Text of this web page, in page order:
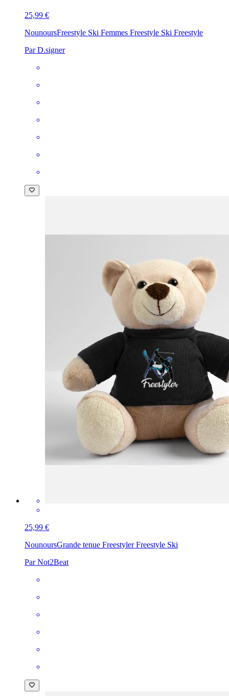
25,99 €
NounoursFreestyle Ski Femmes Freestyle Ski Freestyle
Par D.signer
25,99 €
NounoursGrande tenue Freestyler Freestyle Ski
Par Not2Beat